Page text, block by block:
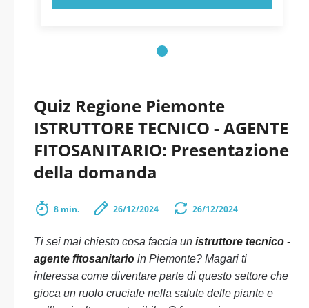
Quiz Regione Piemonte
ISTRUTTORE TECNICO - AGENTE
FITOSANITARIO: Presentazione
della domanda
8 min. 26/12/2024 26/12/2024
Ti sei mai chiesto cosa faccia un istruttore tecnico -
agente fitosanitario in Piemonte? Magari ti
interessa come diventare parte di questo settore che
gioca un ruolo cruciale nella salute delle piante e